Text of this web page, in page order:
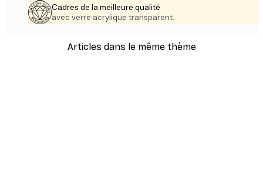
Cadres de la meilleure qualité
avec verre acrylique transparent.
Articles dans le même thème